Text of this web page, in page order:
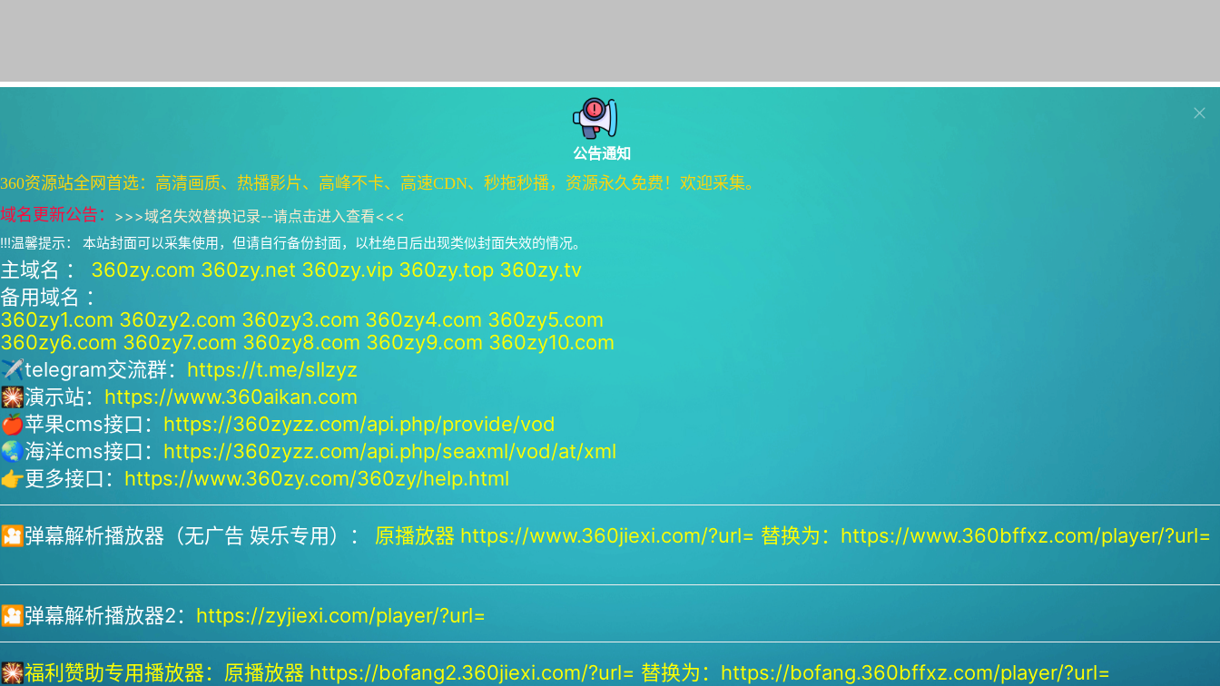
公告通知
360资源站全网首选：高清画质、热播影片、高峰不卡、高速CDN、秒拖秒播，资源永久免费！欢迎采集。
域名更新公告： >>>域名失效替换记录--请点击进入查看<<<
!!!温馨提示： 本站封面可以采集使用，但请自行备份封面，以杜绝日后出现类似封面失效的情况。
主域名 ： 360zy.com 360zy.net 360zy.vip 360zy.top 360zy.tv
备用域名 ：
360zy1.com 360zy2.com 360zy3.com 360zy4.com 360zy5.com
360zy6.com 360zy7.com 360zy8.com 360zy9.com 360zy10.com
✈telegram交流群： https://t.me/sllzyz
🎇演示站： https://www.360aikan.com
🍎苹果cms接口： https://360zyzz.com/api.php/provide/vod
🌏海洋cms接口： https://360zyzz.com/api.php/seaxml/vod/at/xml
👉更多接口： https://www.360zy.com/360zy/help.html
🎦弹幕解析播放器（无广告 娱乐专用）： 原播放器 https://www.360jiexi.com/?url= 替换为：https://www.360bffxz.com/player/?url=
🎦弹幕解析播放器2： https://zyjiexi.com/player/?url=
🎇福利赞助专用播放器： 原播放器 https://bofang2.360jiexi.com/?url= 替换为：https://bofang.360bffxz.com/player/?url=